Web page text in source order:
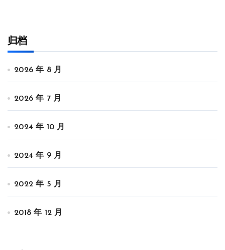
归档
2026 年 8 月
2026 年 7 月
2024 年 10 月
2024 年 9 月
2022 年 5 月
2018 年 12 月